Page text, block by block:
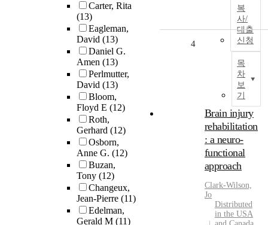
Carter, Rita
(13)
Eagleman,
David (13)
Daniel G.
Amen (13)
Perlmutter,
David (13)
Bloom,
Floyd E (12)
Roth,
Gerhard (12)
Osborn,
Anne G. (12)
Buzan,
Tony (12)
Changeux,
Jean-Pierre (11)
Edelman,
Gerald M (11)
복
사/
대출
신청
목
차
보
기
4
Brain injury
rehabilitation
: a neuro-
functional
approach
Clark-Wilson,
Jo
Distributed
in the USA